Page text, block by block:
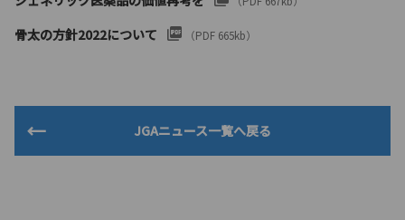
骨太の方針2022について （PDF 665kb）
JGAニュース一覧へ戻る